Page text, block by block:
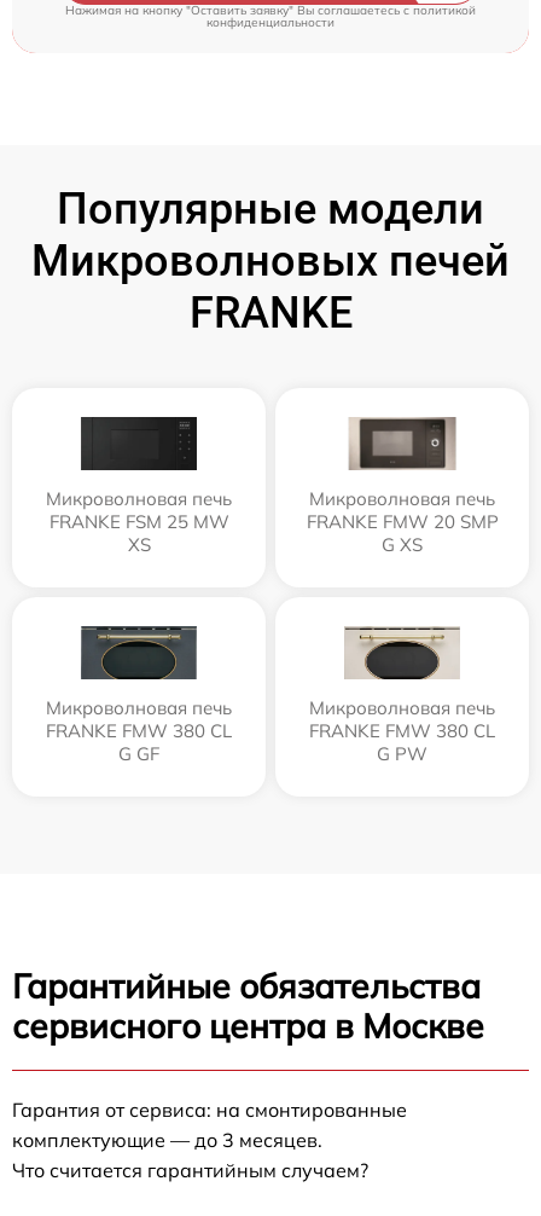
Нажимая на кнопку "Оставить заявку" Вы соглашаетесь cполитикой
конфиденциальности
Популярные модели
Микроволновых печей
FRANKE
Микроволновая печь
FRANKE FSM 25 MW
XS
Микроволновая печь
FRANKE FMW 20 SMP
G XS
Микроволновая печь
FRANKE FMW 380 CL
G GF
Микроволновая печь
FRANKE FMW 380 CL
G PW
Гарантийные обязательства
сервисного центра в Москве
Гарантия от сервиса: на смонтированные
комплектующие — до 3 месяцев.
Что считается гарантийным случаем?